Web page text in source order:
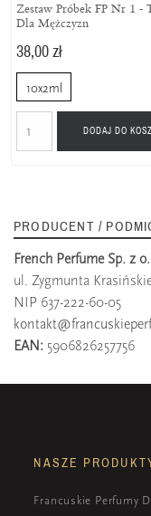
Zestaw Próbek FP Nr 1 -
Dla Mężczyzn
38,00 zł
10x2ml
DODAJ DO
PRODUCENT /
French Perfume Sp. z
ul. Zygmunta
NIP 637-222-60-05
EAN: 5906826257756
NASZE
Francuskie Perfumy